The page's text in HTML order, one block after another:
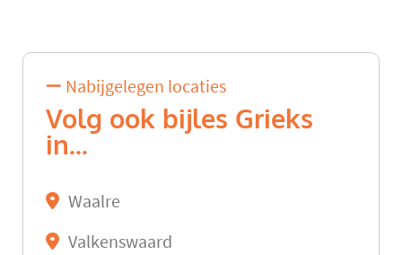
Nabijgelegen locaties
Volg ook bijles Grieks
in...
Waalre
Valkenswaard